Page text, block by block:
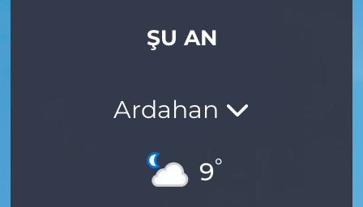
ŞU AN
Ardahan
9°